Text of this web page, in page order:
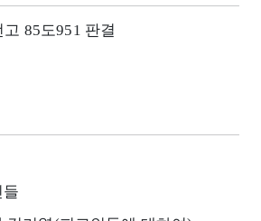
85도951 판결
들